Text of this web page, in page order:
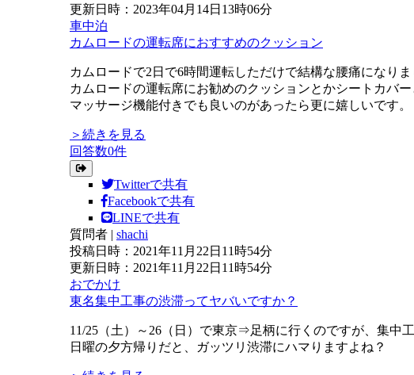
更新日時：2023年04月14日13時06分
車中泊
カムロードの運転席におすすめのクッション
カムロードで2日で6時間運転しただけで結構な腰痛になりま
カムロードの運転席にお勧めのクッションとかシートカバー
マッサージ機能付きでも良いのがあったら更に嬉しいです。
＞続きを見る
回答数0件
Twitterで共有
Facebookで共有
LINEで共有
質問者 | shachi
投稿日時：2021年11月22日11時54分
更新日時：2021年11月22日11時54分
おでかけ
東名集中工事の渋滞ってヤバいですか？
11/25（土）～26（日）で東京⇒足柄に行くのですが、集中
日曜の夕方帰りだと、ガッツリ渋滞にハマりますよね？